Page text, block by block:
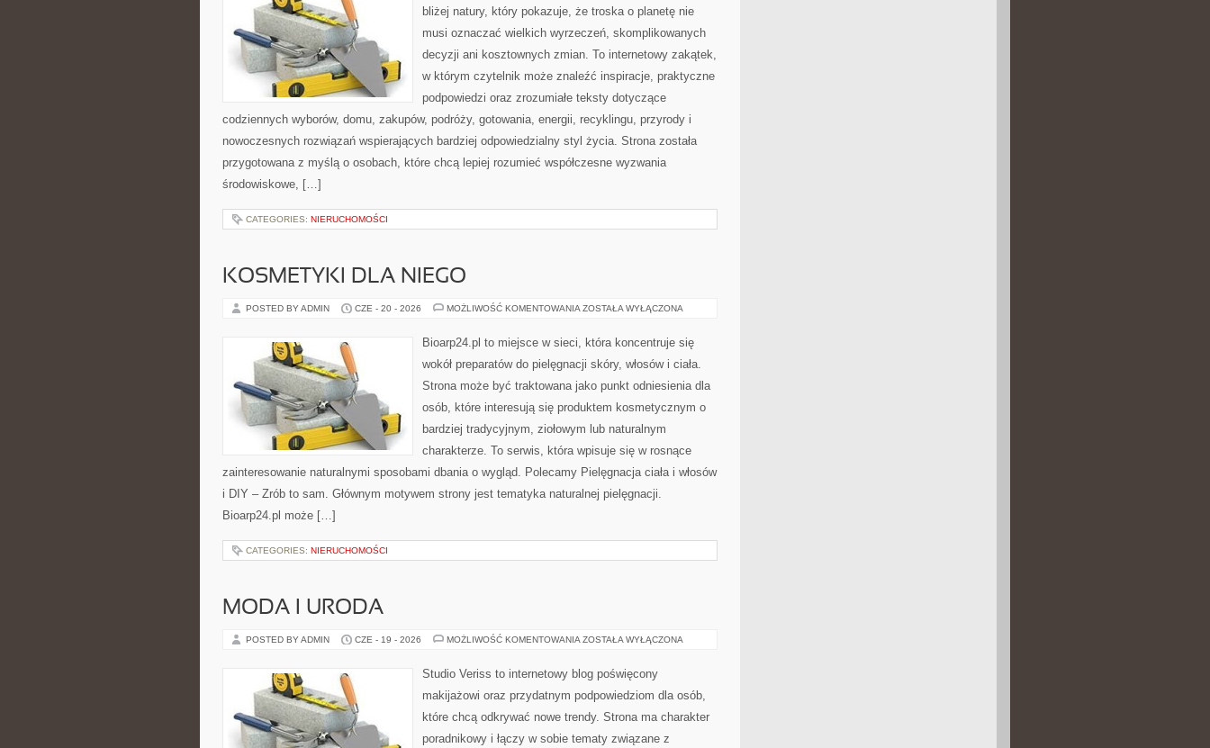
bliżej natury, który pokazuje, że troska o planetę nie
musi oznaczać wielkich wyrzeczeń, skomplikowanych
decyzji ani kosztownych zmian. To internetowy zakątek,
w którym czytelnik może znaleźć inspiracje, praktyczne
podpowiedzi oraz zrozumiałe teksty dotyczące
codziennych wyborów, domu, zakupów, podróży, gotowania, energii, recyklingu, przyrody i
nowoczesnych rozwiązań wspierających bardziej odpowiedzialny styl życia. Strona została
przygotowana z myślą o osobach, które chcą lepiej rozumieć współczesne wyzwania
środowiskowe, […]
CATEGORIES: NIERUCHOMOŚCI
KOSMETYKI DLA NIEGO
POSTED BY ADMIN CZE - 20 - 2026 MOŻLIWOŚĆ KOMENTOWANIA KOSMETYKI
ZOSTAŁA WYŁĄCZONA
Bioarp24.pl to miejsce w sieci, która koncentruje się
wokół preparatów do pielęgnacji skóry, włosów i ciała.
Strona może być traktowana jako punkt odniesienia dla
osób, które interesują się produktem kosmetycznym o
bardziej tradycyjnym, ziołowym lub naturalnym
charakterze. To serwis, która wpisuje się w rosnące
zainteresowanie naturalnymi sposobami dbania o wygląd. Polecamy Pielęgnacja ciała i włosów
i DIY – Zrób to sam. Głównym motywem strony jest tematyka naturalnej pielęgnacji.
Bioarp24.pl może […]
CATEGORIES: NIERUCHOMOŚCI
MODA I URODA
POSTED BY ADMIN CZE - 19 - 2026 MOŻLIWOŚĆ KOMENTOWANIA MODA
ZOSTAŁA WYŁĄCZONA
Studio Veriss to internetowy blog poświęcony
makijażowi oraz przydatnym podpowiedziom dla osób,
które chcą odkrywać nowe trendy. Strona ma charakter
poradnikowy i łączy w sobie tematy związane z